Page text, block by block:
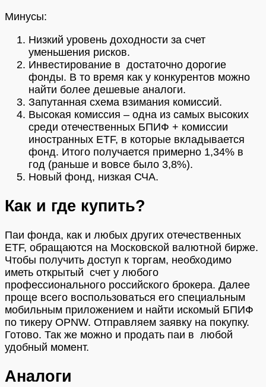
Минусы:
Низкий уровень доходности за счет
уменьшения рисков.
Инвестирование в достаточно дорогие
фонды. В то время как у конкурентов можно
найти более дешевые аналоги.
Запутанная схема взимания комиссий.
Высокая комиссия – одна из самых высоких
среди отечественных БПИФ + комиссии
иностранных ETF, в которые вкладывается
фонд. Итого получается примерно 1,34% в
год (раньше и вовсе было 3,8%).
Новый фонд, низкая СЧА.
Как и где купить?
Паи фонда, как и любых других отечественных
ETF, обращаются на Московской валютной бирже.
Чтобы получить доступ к торгам, необходимо
иметь открытый счет у любого
профессионального российского брокера. Далее
проще всего воспользоваться его специальным
мобильным приложением и найти искомый БПИФ
по тикеру OPNW. Отправляем заявку на покупку.
Готово. Так же можно и продать паи в любой
удобный момент.
Аналоги